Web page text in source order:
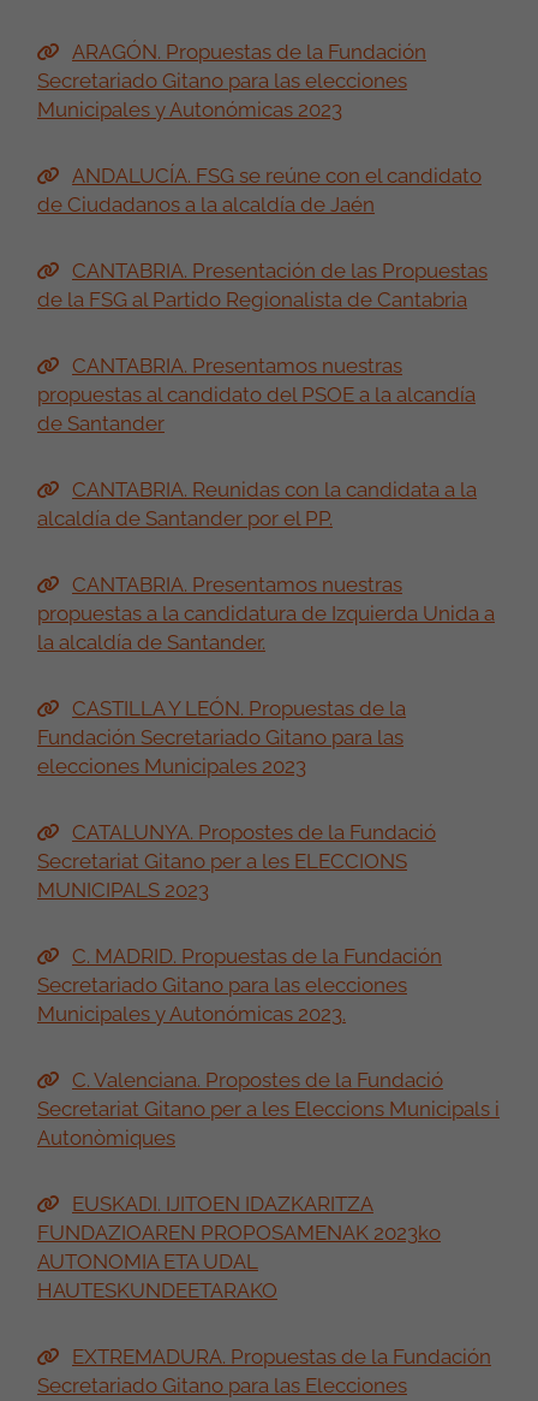
ARAGÓN. Propuestas de la Fundación
Secretariado Gitano para las elecciones
Municipales y Autonómicas 2023
ANDALUCÍA. FSG se reúne con el candidato
de Ciudadanos a la alcaldía de Jaén
CANTABRIA. Presentación de las Propuestas
de la FSG al Partido Regionalista de Cantabria
CANTABRIA. Presentamos nuestras
propuestas al candidato del PSOE a la alcandía
de Santander
CANTABRIA. Reunidas con la candidata a la
alcaldía de Santander por el PP.
CANTABRIA. Presentamos nuestras
propuestas a la candidatura de Izquierda Unida a
la alcaldía de Santander.
CASTILLA Y LEÓN. Propuestas de la
Fundación Secretariado Gitano para las
elecciones Municipales 2023
CATALUNYA. Propostes de la Fundació
Secretariat Gitano per a les ELECCIONS
MUNICIPALS 2023
C. MADRID. Propuestas de la Fundación
Secretariado Gitano para las elecciones
Municipales y Autonómicas 2023.
C. Valenciana. Propostes de la Fundació
Secretariat Gitano per a les Eleccions Municipals i
Autonòmiques
EUSKADI. IJITOEN IDAZKARITZA
FUNDAZIOAREN PROPOSAMENAK 2023ko
AUTONOMIA ETA UDAL
HAUTESKUNDEETARAKO
EXTREMADURA. Propuestas de la Fundación
Secretariado Gitano para las Elecciones